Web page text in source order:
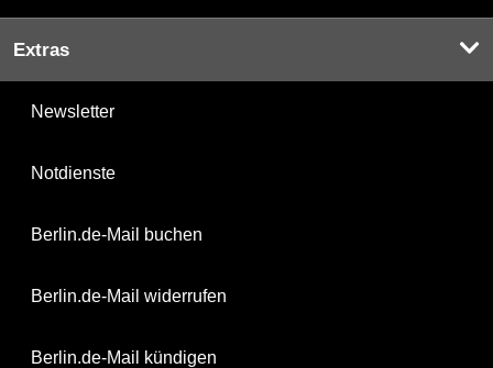
Extras
Newsletter
Notdienste
Berlin.de-Mail buchen
Berlin.de-Mail widerrufen
Berlin.de-Mail kündigen